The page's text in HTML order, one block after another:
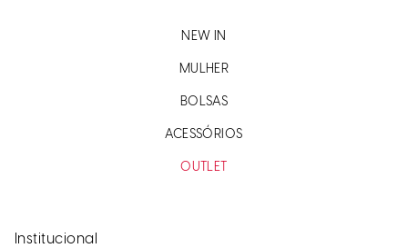
NEW IN
MULHER
BOLSAS
ACESSÓRIOS
OUTLET
Institucional